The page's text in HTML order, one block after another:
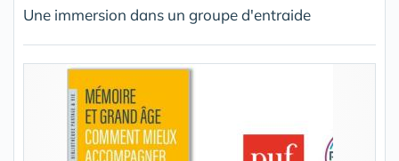
Une immersion dans un groupe d'entraide